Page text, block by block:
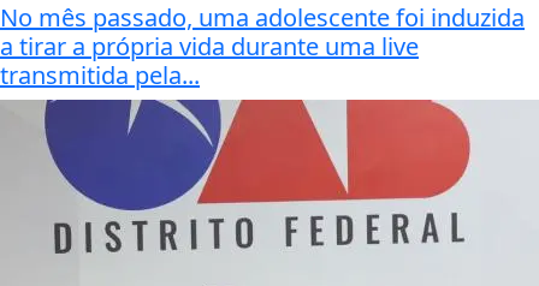
No mês passado, uma adolescente foi induzida
a tirar a própria vida durante uma live
transmitida pela...